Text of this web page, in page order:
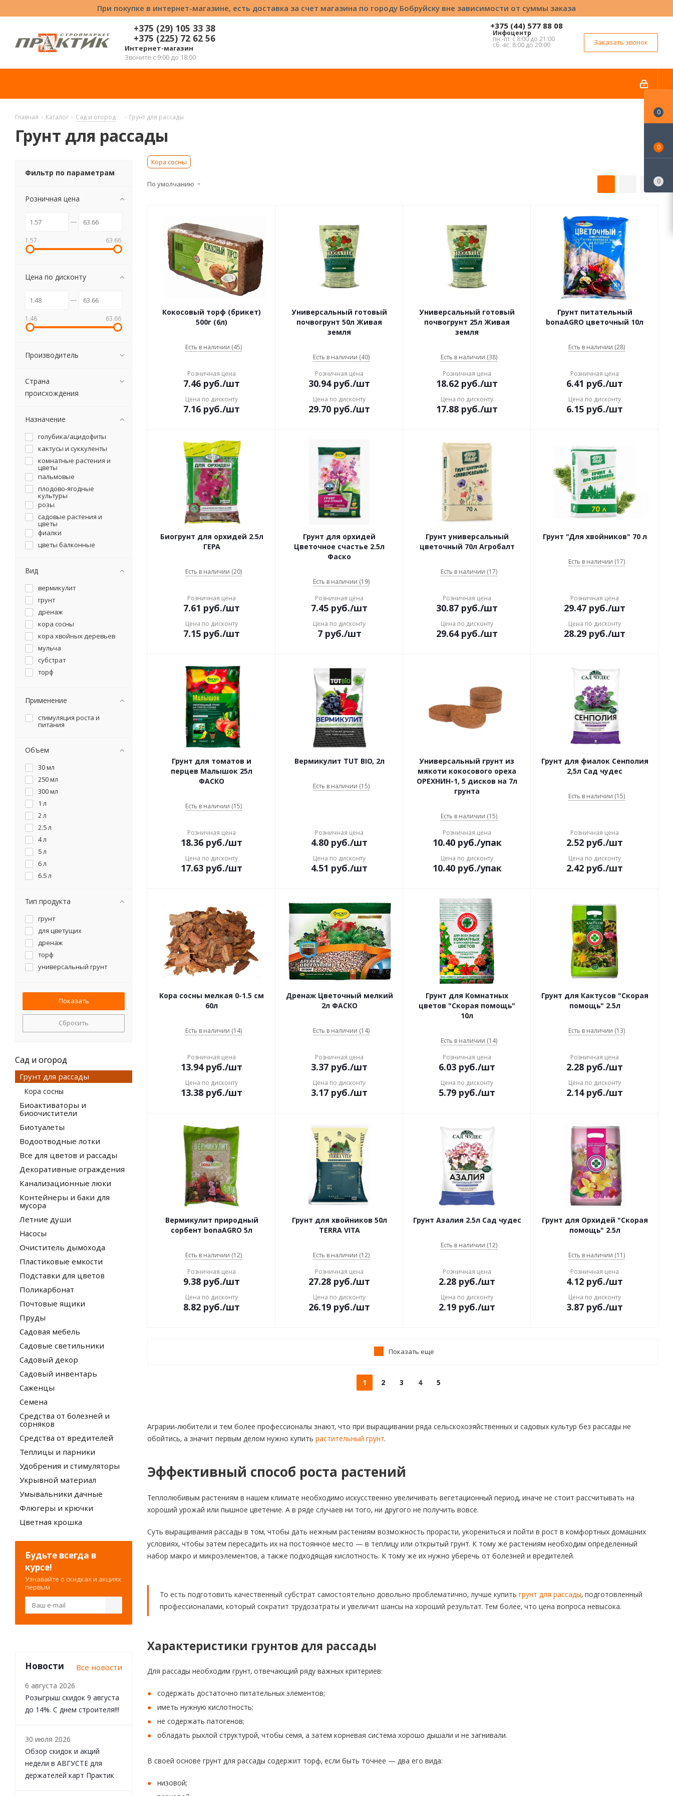
При покупке в интернет-магазине, есть доставка за счет магазина по городу Бобруйску вне зависимости от суммы заказа
+375 (29) 105 33 38
+375 (225) 72 62 56
Интернет-магазин
Звоните с 9:00 до 18:00
+375 (44) 577 88 08
Инфоцентр
пн.-пт. с 8:00 до 21:00
сб.-вс. 8:00 до 20:00 Заказать звонок
Главная - Каталог - Сад и огород - Грунт для рассады
Грунт для рассады
Кора сосны
По умолчанию
Кокосовый торф (брикет)
500г (6л)
Есть в наличии (45)
Розничная цена
7.46 руб./шт
Цена по дисконту
7.16 руб./шт
Универсальный готовый
почвогрунт 50л Живая
земля
Есть в наличии (40)
Розничная цена
30.94руб./шт
Цена по дисконту
29.70 руб./шт
Универсальный готовый
почвогрунт 25л Живая
земля
Есть в наличии (38)
Розничная цена
18.62 руб./шт
Цена по дисконту
17.88 руб./шт
Грунт питательный
bonaAGRO цветочный 10л
Есть в наличии (28)
Розничная цена
6.41 руб./шт
Цена по дисконту
6.15 руб./шт
Биогрунт для орхидей 2.5л
ГЕРА
Есть в наличии (20)
Розничная цена
7.61 руб./шт
Цена по дисконту
7.15 руб./шт
Грунт для орхидей
Цветочное счастье 2.5л
Фаско
Есть в наличии (19)
Розничная цена
7.45 руб./шт
Цена по дисконту
7руб./шт
Грунт универсальный
цветочный 70л Агробалт
Есть в наличии (17)
Розничная цена
30.87 руб./шт
Цена по дисконту
29.64руб./шт
Грунт "Для хвойников" 70 л
Есть в наличии (17)
Розничная цена
29.47 руб./шт
Цена по дисконту
28.29 руб./шт
Грунт для томатов и
перцев Малышок 25л
ФАСКО
Есть в наличии (15)
Розничная цена
18.36 руб./шт
Цена по дисконту
17.63 руб./шт
Вермикулит TUT BIO, 2л
Есть в наличии (15)
Розничная цена
4.80 руб./шт
Цена по дисконту
4.51 руб./шт
Универсальный грунт из
мякоти кокосового ореха
ОРЕХНИН-1, 5 дисков на 7л
грунта
Есть в наличии (15)
Розничная цена
10.40руб./упак
Цена по дисконту
10.40руб./упак
Грунт для фиалок Сенполия
2,5л Сад чудес
Есть в наличии (15)
Розничная цена
2.52 руб./шт
Цена по дисконту
2.42 руб./шт
Кора сосны мелкая 0-1.5 см
60л
Есть в наличии (14)
Розничная цена
13.94руб./шт
Цена по дисконту
13.38 руб./шт
Дренаж Цветочный мелкий
2л ФАСКО
Есть в наличии (14)
Розничная цена
3.37 руб./шт
Цена по дисконту
3.17 руб./шт
Грунт для Комнатных
цветов "Скорая помощь"
10л
Есть в наличии (14)
Розничная цена
6.03 руб./шт
Цена по дисконту
5.79 руб./шт
Грунт для Кактусов "Скорая
помощь" 2.5л
Есть в наличии (13)
Розничная цена
2.28 руб./шт
Цена по дисконту
2.14руб./шт
Вермикулит природный
сорбент bonaAGRO 5л
Есть в наличии (12)
Розничная цена
9.38 руб./шт
Цена по дисконту
8.82 руб./шт
Грунт для хвойников 50л
TERRA VITA
Есть в наличии (12)
Розничная цена
27.28 руб./шт
Цена по дисконту
26.19 руб./шт
Грунт Азалия 2.5л Сад чудес
Есть в наличии (12)
Розничная цена
2.28 руб./шт
Цена по дисконту
2.19 руб./шт
Грунт для Орхидей "Скорая
помощь" 2.5л
Есть в наличии (11)
Розничная цена
4.12 руб./шт
Цена по дисконту
3.87 руб./шт
Показать еще
1 2 3 4 5
Аграрии-любители и тем более профессионалы знают, что при выращивании ряда сельскохозяйственных и садовых культур без рассады не
обойтись, а значит первым делом нужно купить растительный грунт.
Эффективный способ роста растений
Теплолюбивым растениям в нашем климате необходимо искусственно увеличивать вегетационный период, иначе не стоит рассчитывать на
хороший урожай или пышное цветение. А в ряде случаев ни того, ни другого не получить вовсе.
Суть выращивания рассады в том, чтобы дать нежным растениям возможность прорасти, укорениться и пойти в рост в комфортных домашних
условиях, чтобы затем пересадить их на постоянное место — в теплицу или открытый грунт. К тому же растениям необходим определенный
набор макро и микроэлементов, а также подходящая кислотность. К тому же их нужно уберечь от болезней и вредителей.
То есть подготовить качественный субстрат самостоятельно довольно проблематично, лучше купить грунт для рассады, подготовленный
профессионалами, который сократит трудозатраты и увеличит шансы на хороший результат. Тем более, что цена вопроса невысока.
Характеристики грунтов для рассады
Для рассады необходим грунт, отвечающий ряду важных критериев:
содержать достаточно питательных элементов;
иметь нужную кислотность;
не содержать патогенов;
обладать рыхлой структурой, чтобы семя, а затем корневая система хорошо дышали и не загнивали.
В своей основе грунт для рассады содержит торф, если быть точнее — два его вида:
низовой;
Фильтр по параметрам
Розничная цена
1.57 63.66
Цена по дисконту
1.48 63.66
Производитель
Страна
происхождения
Назначение
голубика/ацидофиты
кактусы и суккуленты
комнатные растения и
цветы
пальмовые
плодово-ягодные
культуры
розы
садовые растения и
цветы
фиалки
цветы балконные
универсальный
Вид
вермикулит
грунт
дренаж
кора сосны
кора хвойных деревьев
мульча
субстрат
торф
Применение
стимуляция роста и
питания
Объем
30 мл
250 мл
300 мл
1 л
2 л
2.5 л
4 л
5 л
6 л
6.5 л
10 л
50 л
70 л
Тип продукта
грунт
для цветущих
дренаж
торф
универсальный грунт
Сбросить
Сад и огород
Грунт для рассады
Кора сосны
Биоактиваторы и
биоочистители
Биотуалеты
Водоотводные лотки
Все для цветов и рассады
Декоративные ограждения
Канализационные люки
Контейнеры и баки для
мусора
Летние души
Насосы
Очиститель дымохода
Пластиковые емкости
Подставки для цветов
Поликарбонат
Почтовые ящики
Пруды
Садовая мебель
Садовые светильники
Садовый декор
Садовый инвентарь
Саженцы
Семена
Средства от болезней и
сорняков
Средства от вредителей
Теплицы и парники
Удобрения и стимуляторы
Укрывной материал
Умывальники дачные
Флюгеры и крючки
Цветная крошка
Будьте всегда в
курсе!
Узнавайте о скидках и акциях
первым
Новости Все новости
6 августа 2026
Розыгрыш скидок 9 августа
до 14%. С днем строителя!!!
30 июля 2026
Обзор скидок и акций
недели в АВГУСТЕ для
держателей карт Практик
0
0
0